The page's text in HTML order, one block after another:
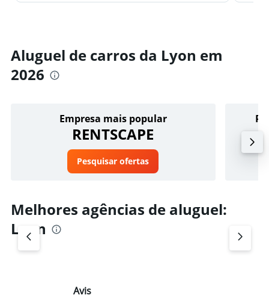
Aluguel de carros da Lyon em
2026
Empresa mais popular
RENTSCAPE
Pesquisar ofertas
Melhores agências de aluguel:
Lyon
Avis